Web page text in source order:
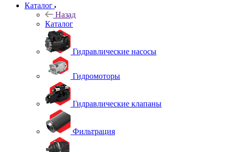
Каталог
Назад
Каталог
Гидравлические насосы
Гидромоторы
Гидравлические клапаны
Фильтрация